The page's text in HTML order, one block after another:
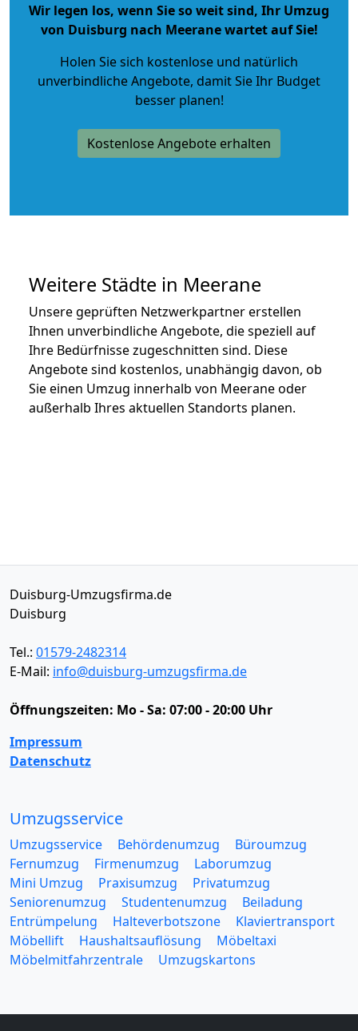
Wir legen los, wenn Sie so weit sind, Ihr Umzug
von Duisburg nach Meerane wartet auf Sie!
Holen Sie sich kostenlose und natürlich
unverbindliche Angebote, damit Sie Ihr Budget
besser planen!
Kostenlose Angebote erhalten
Weitere Städte in Meerane
Unsere geprüften Netzwerkpartner erstellen
Ihnen unverbindliche Angebote, die speziell auf
Ihre Bedürfnisse zugeschnitten sind. Diese
Angebote sind kostenlos, unabhängig davon, ob
Sie einen Umzug innerhalb von Meerane oder
außerhalb Ihres aktuellen Standorts planen.
Duisburg-Umzugsfirma.de
Duisburg
Tel.: 01579-2482314
E-Mail: info@duisburg-umzugsfirma.de
Öffnungszeiten: Mo - Sa: 07:00 - 20:00 Uhr
Impressum
Datenschutz
Umzugsservice
Umzugsservice Behördenumzug
Büroumzug
Fernumzug
Firmenumzug
Laborumzug
Mini Umzug
Praxisumzug
Privatumzug
Seniorenumzug
Studentenumzug
Beiladung
Entrümpelung
Halteverbotszone
Klaviertransport
Möbellift
Haushaltsauflösung
Möbeltaxi
Möbelmitfahrzentrale
Umzugskartons